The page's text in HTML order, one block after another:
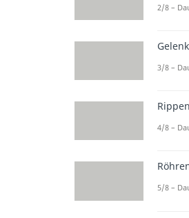
2/8 –
3/8 –
4/8 –
5/8 –